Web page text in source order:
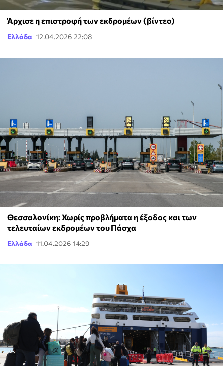
Άρχισε η επιστροφή των εκδρομέων (βίντεο)
Ελλάδα 12.04.2026 22:08
Θεσσαλονίκη: Χωρίς προβλήματα η έξοδος και των
τελευταίων εκδρομέων του Πάσχα
Ελλάδα 11.04.2026 14:29